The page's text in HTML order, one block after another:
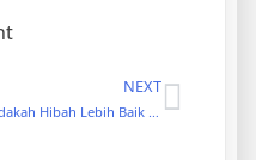
NEXT
Adakah Hibah Lebih Baik Dari Wasiat?